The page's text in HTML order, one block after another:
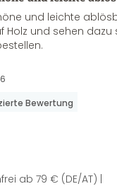
und leichte
Holz und sehen
Bewertung
ab 79 € (DE/AT) |